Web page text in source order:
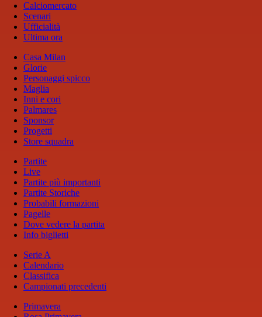
Calciomercato
Scenari
Ufficialità
Ultima ora
Casa Milan
Glorie
Personaggi spicco
Maglia
Inni e cori
Palmares
Sponsor
Progetti
Store squadra
Partite
Live
Partite più importanti
Partite Storiche
Probabili formazioni
Pagelle
Dove vedere la partita
Info biglietti
Serie A
Calendario
Classifica
Campionati precedenti
Primavera